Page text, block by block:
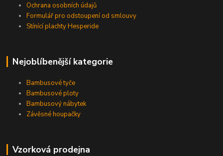
Ochrana osobních údajů
Formulář pro odstoupení od smlouvy
Stínící plachty Hesperide
Nejoblíbenější kategorie
Bambusové tyče
Bambusové ploty
Bambusový nábytek
Závěsné houpačky
Vzorková prodejna